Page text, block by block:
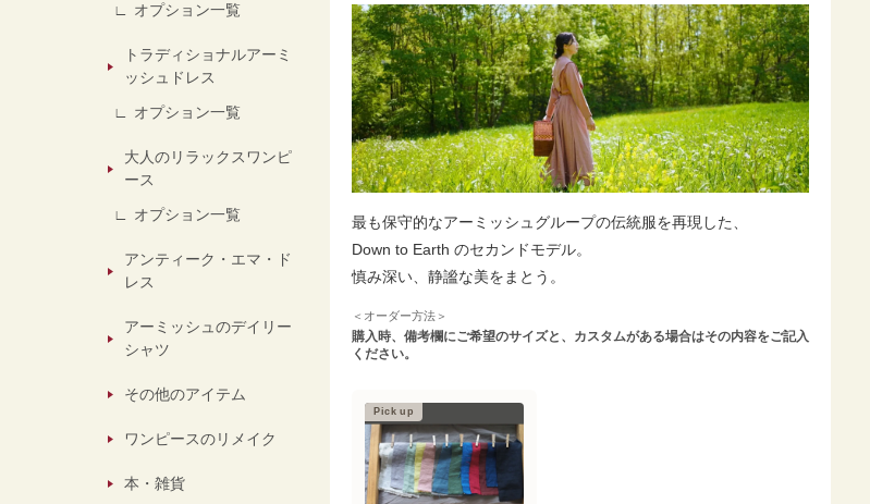
最も保守的なアーミッシュグループの伝統服を再現した、
Down to Earth のセカンドモデル。
慎み深い、静謐な美をまとう。
＜オーダー方法＞
購入時、備考欄にご希望のサイズと、カスタムがある場合はその内容をご記入
ください。
Pick up
オプション一覧
トラディショナルアーミ
ッシュドレス
オプション一覧
大人のリラックスワンピ
ース
オプション一覧
アンティーク・エマ・ド
レス
アーミッシュのデイリー
シャツ
その他のアイテム
ワンピースのリメイク
本・雑貨